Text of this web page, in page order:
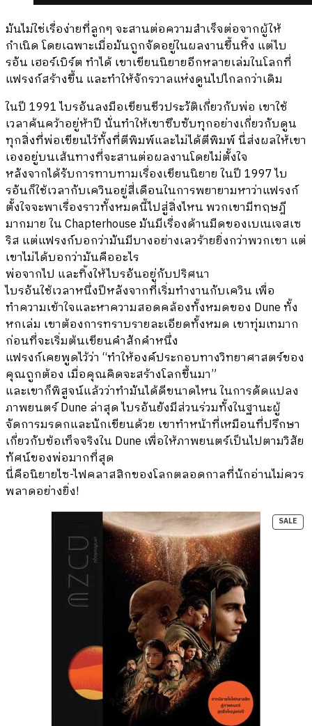
มันไม่ใช่เรื่อง่ายที่ลูกๆ จะสานต่อความสำเร็จต่อจากผู้ให้
กำเนิด โดยเฉพาะเมื่อมันถูกจัดอยู่ในผลงานขึ้นหิ้ง แต่ไบ
รอัน เฮอร์เบิร์ต ทำได้ เขาเขียนนิยายอีกหลายเล่มในโลกที่
แฟรงก์สร้างขึ้น และทำให้จักรวาลแห่งดูนไปไกลกว่าเดิม
ในปี 1991 ไบรอันลงมือเขียนชีวประวัติเกี่ยวกับพ่อ เขาใช้
เวลาค้นคว้าอยู่ห้าปี นั่นทำให้เขาซึบซับทุกอย่างเกี่ยวกับดูน
ทุกสิ่งที่พ่อเขียนไว้ทั้งที่ตีพิมพ์และไม่ได้ตีพิมพ์ นี่ส่งผลให้เขา
เองอยู่บนเส้นทางที่จะสานต่อผลงานโดยไม่ตั้งใจ
หลังจากได้รับการทาบทามเรื่องเขียนนิยาย ในปี 1997 ไบ
รอันก็ใช้เวลากับเควินอยู่สี่เดือนในการพยายามหาว่าแฟรงก์
ตั้งใจจะพาเรื่องราวทั้งหมดนี้ไปสู่สิ่งไหน พวกเขามีทฤษฎี
มากมาย ใน Chapterhouse มันมีเรื่องด้านมืดของเบเนเจสเซ
ริส แต่แฟรงก์บอกว่ามันมีบางอย่างเลวร้ายยิ่งกว่าพวกเขา แต่
เขาไม่ได้บอกว่ามันคืออะไร
พ่อจากไป และทิ้งให้ไบรอันอยู่กับปริศนา
ไบรอันใช้เวลาหนึ่งปีหลังจากที่เริ่มทำงานกับเควิน เพื่อ
ทำความเข้าใจและหาความสอดคล้องทั้งหมดของ Dune ทั้ง
หกเล่ม เขาต้องการทราบรายละเอียดทั้งหมด เขาทุ่มเทมาก
ก่อนที่จะเริ่มต้นเขียนคำสักคำหนึ่ง
แฟรงก์เคยพูดไว้ว่า “ทำให้องค์ประกอบทางวิทยาศาสตร์ของ
คุณถูกต้อง เมื่อคุณคิดจะสร้างโลกขึ้นมา”
และเขาก็พิสูจน์แล้วว่าทำมันได้ดีขนาดไหน ในการดัดแปลง
ภาพยนตร์ Dune ล่าสุด ไบรอันยังมีส่วนร่วมทั้งในฐานะผู้
จัดการมรดกและนักเขียนด้วย เขาทำหน้าที่เหมือนที่ปรึกษา
เกี่ยวกับข้อเท็จจริงใน Dune เพื่อให้ภาพยนตร์เป็นไปตามวิสัย
ทัศน์ของพ่อมากที่สุด
นี่คือนิยายไซ-ไฟคลาสสิกของโลกตลอดกาลที่นักอ่านไม่ควร
พลาดอย่างยิ่ง!
SALE
ON